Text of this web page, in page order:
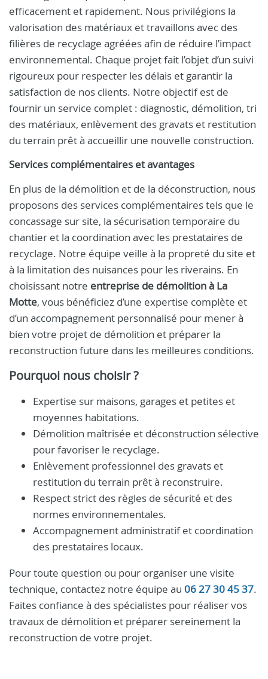
efficacement et rapidement. Nous privilégions la
valorisation des matériaux et travaillons avec des
filières de recyclage agréées afin de réduire l’impact
environnemental. Chaque projet fait l’objet d’un suivi
rigoureux pour respecter les délais et garantir la
satisfaction de nos clients. Notre objectif est de
fournir un service complet : diagnostic, démolition, tri
des matériaux, enlèvement des gravats et restitution
du terrain prêt à accueillir une nouvelle construction.
Services complémentaires et avantages
En plus de la démolition et de la déconstruction, nous
proposons des services complémentaires tels que le
concassage sur site, la sécurisation temporaire du
chantier et la coordination avec les prestataires de
recyclage. Notre équipe veille à la propreté du site et
à la limitation des nuisances pour les riverains. En
choisissant notre entreprise de démolition à La
Motte, vous bénéficiez d’une expertise complète et
d’un accompagnement personnalisé pour mener à
bien votre projet de démolition et préparer la
reconstruction future dans les meilleures conditions.
Pourquoi nous choisir ?
Expertise sur maisons, garages et petites et
moyennes habitations.
Démolition maîtrisée et déconstruction sélective
pour favoriser le recyclage.
Enlèvement professionnel des gravats et
restitution du terrain prêt à reconstruire.
Respect strict des règles de sécurité et des
normes environnementales.
Accompagnement administratif et coordination
des prestataires locaux.
Pour toute question ou pour organiser une visite
technique, contactez notre équipe au 06 27 30 45 37.
Faites confiance à des spécialistes pour réaliser vos
travaux de démolition et préparer sereinement la
reconstruction de votre projet.